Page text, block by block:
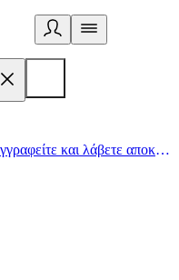
Ο υγιεινός τρόπος ζωής ξεκινά εδώ. Εγγραφείτε και λάβετε αποκλειστικές προσφορές